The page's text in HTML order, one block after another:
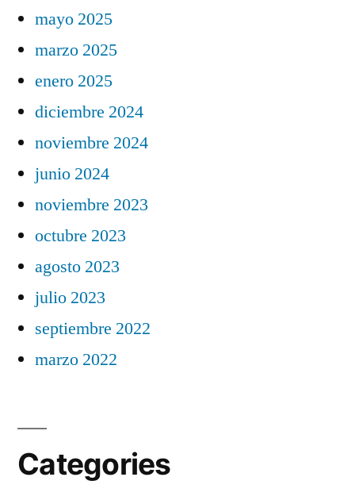
mayo 2025
marzo 2025
enero 2025
diciembre 2024
noviembre 2024
junio 2024
noviembre 2023
octubre 2023
agosto 2023
julio 2023
septiembre 2022
marzo 2022
Categories